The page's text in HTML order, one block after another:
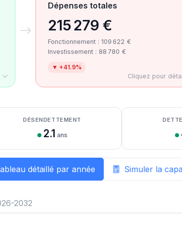
Dépenses totales
215 279 €
Fonctionnement : 109 622 €
Investissement : 88 780 €
▼ +41.9%
Cliquez pour
DÉSENDETTEMENT
2.1 ans
détaillé par année Simuler la
2032